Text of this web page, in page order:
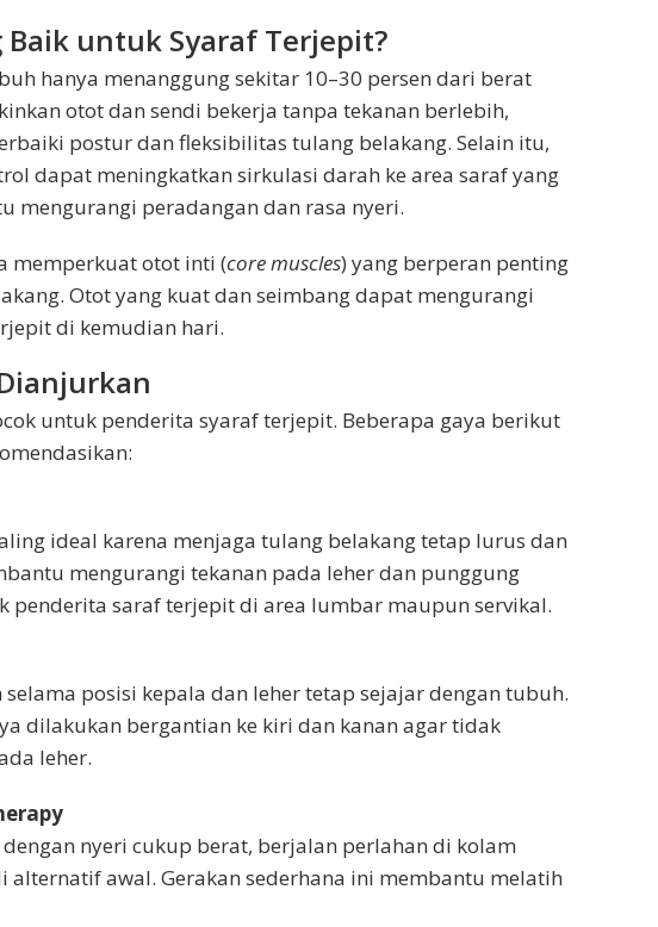
Baik untuk Syaraf Terjepit?
hanya menanggung sekitar 10–30 persen dari berat
otot dan sendi bekerja tanpa tekanan berlebih,
postur dan fleksibilitas tulang belakang. Selain itu,
dapat meningkatkan sirkulasi darah ke area saraf yang
mengurangi peradangan dan rasa nyeri.
memperkuat otot inti (core muscles) yang berperan penting
Otot yang kuat dan seimbang dapat mengurangi
di kemudian hari.
untuk penderita syaraf terjepit. Beberapa gaya berikut
ideal karena menjaga tulang belakang tetap lurus dan
mengurangi tekanan pada leher dan punggung
penderita saraf terjepit di area lumbar maupun servikal.
posisi kepala dan leher tetap sejajar dengan tubuh.
dilakukan bergantian ke kiri dan kanan agar tidak
leher.
nyeri cukup berat, berjalan perlahan di kolam
alternatif awal. Gerakan sederhana ini membantu melatih